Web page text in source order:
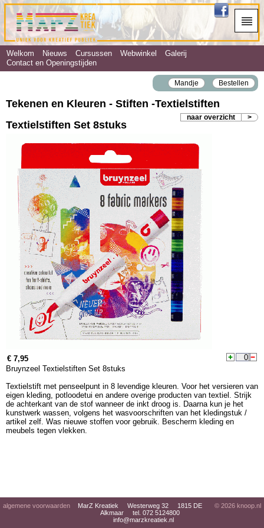
Welkom Nieuws Cursussen Webwinkel
Galerij
Contact en Openingstijden
Mandje Bestellen
Tekenen en Kleuren - Stiften ‐Textielstiften
naar overzicht >
Textielstiften Set 8stuks
€ 7,95
Bruynzeel Textielstiften Set 8stuks
Textielstift met penseelpunt in 8 levendige kleuren. Voor het versieren van
eigen kleding, potloodetui en andere overige producten van textiel. Strijk
de achterkant van de stof wanneer de inkt droog is. Daarna kun je het
kunstwerk wassen, volgens het wasvoorschriften van het kledingstuk /
artikel zelf. Was nieuwe stoffen voor gebruik. Bescherm kleding en
meubels tegen vlekken.
algemene voorwaarden
MarZ Kreatiek Westerweg 32 1815 DE
Alkmaar tel. 072 5124800
info@marzkreatiek.nl
© 2026 knoop.nl